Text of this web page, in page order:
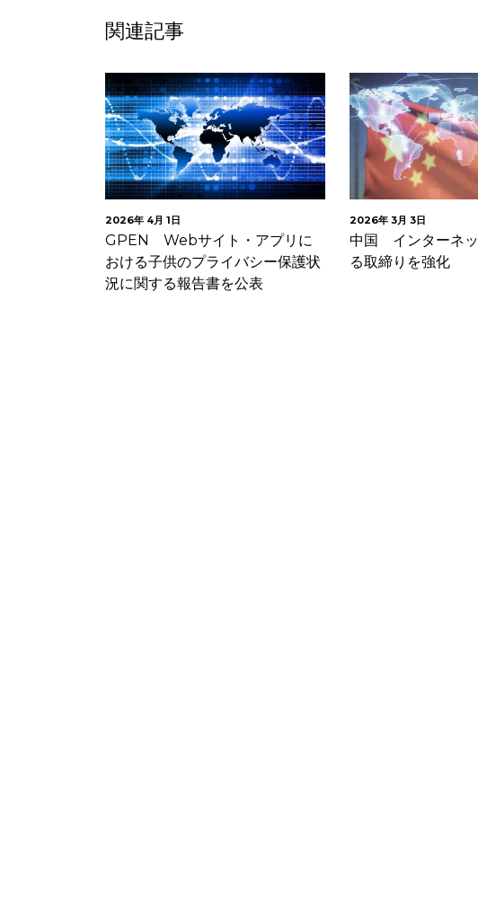
関連記事
2026年 4月 1日
GPEN Webサイト・アプリに
おける子供のプライバシー保護状
況に関する報告書を公表
2026年 3月 3日
中国 インターネ
る取締りを強化